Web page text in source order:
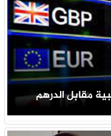
مقابل الدرهم